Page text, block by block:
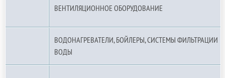
ВЕНТИЛЯЦИОННОЕ ОБОРУДОВАНИЕ
ВОДОНАГРЕВАТЕЛИ, БОЙЛЕРЫ, СИСТЕМЫ ФИЛЬТРАЦИИ
ВОДЫ